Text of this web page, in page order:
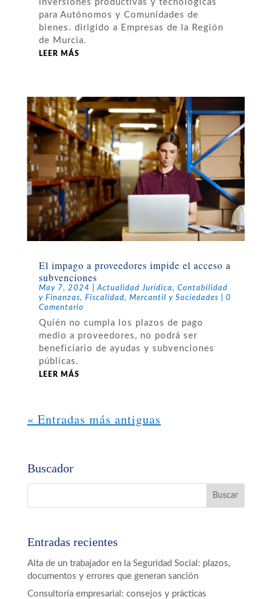
inversiones productivas y tecnológicas
para Autónomos y Comunidades de
bienes. dirigido a Empresas de la Región
de Murcia.
LEER MÁS
El impago a proveedores impide el acceso a
subvenciones
May 7, 2024 |Actualidad Jurídica, Contabilidad
y Finanzas, Fiscalidad, Mercantil y Sociedades | 0
Comentario
Quién no cumpla los plazos de pago
medio a proveedores, no podrá ser
beneficiario de ayudas y subvenciones
públicas.
LEER MÁS
« Entradas más antiguas
Buscador
Entradas recientes
Alta de un trabajador en la Seguridad Social: plazos,
documentos y errores que generan sanción
Consultoría empresarial: consejos y prácticas